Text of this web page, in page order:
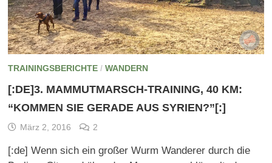
TRAININGSBERICHTE/ WANDERN
[:DE]3. MAMMUTMARSCH-TRAINING, 40 KM:
“KOMMEN SIE GERADE AUS SYRIEN?”[:]
März 2, 2016 2
[:de] Wenn sich ein großer Wurm Wanderer durch die